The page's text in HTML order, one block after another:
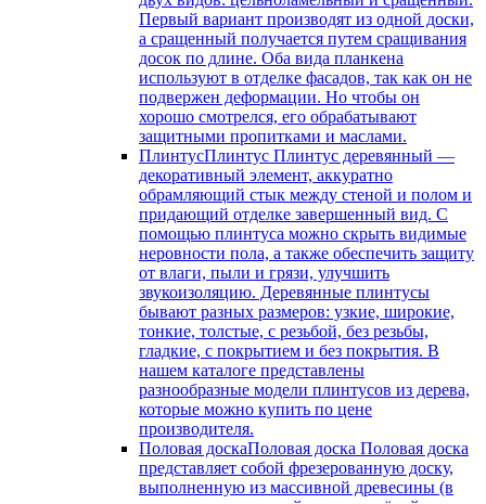
Первый вариант производят из одной доски,
а сращенный получается путем сращивания
досок по длине. Оба вида планкена
используют в отделке фасадов, так как он не
подвержен деформации. Но чтобы он
хорошо смотрелся, его обрабатывают
защитными пропитками и маслами.
ПлинтусПлинтус Плинтус деревянный —
декоративный элемент, аккуратно
обрамляющий стык между стеной и полом и
придающий отделке завершенный вид. С
помощью плинтуса можно скрыть видимые
неровности пола, а также обеспечить защиту
от влаги, пыли и грязи, улучшить
звукоизоляцию. Деревянные плинтусы
бывают разных размеров: узкие, широкие,
тонкие, толстые, с резьбой, без резьбы,
гладкие, с покрытием и без покрытия. В
нашем каталоге представлены
разнообразные модели плинтусов из дерева,
которые можно купить по цене
производителя.
Половая доскаПоловая доска Половая доска
представляет собой фрезерованную доску,
выполненную из массивной древесины (в